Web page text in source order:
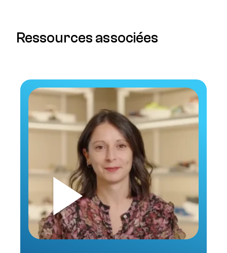
Ressources associées